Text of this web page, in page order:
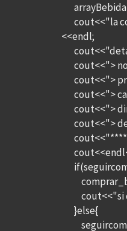
cout<<"la
<<endl;
cout<<">
cout<<">
cout<<">
cout<<">
cout<<">
cout<<"si
}else{